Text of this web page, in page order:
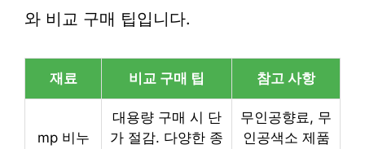
와 비교 구매 팁입니다.
재료 비교 구매 팁 참고 사항
mp 비누
대용량 구매 시 단
가 절감. 다양한 종
무인공향료, 무
인공색소 제품